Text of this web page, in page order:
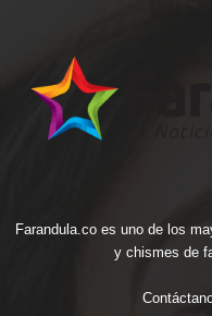
Farandula.co es uno de los
y chismes de